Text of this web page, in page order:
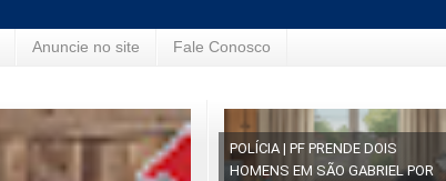
Anuncie no site Fale Conosco
POLÍCIA | PF PRENDE DOIS
HOMENS EM SÃO GABRIEL POR